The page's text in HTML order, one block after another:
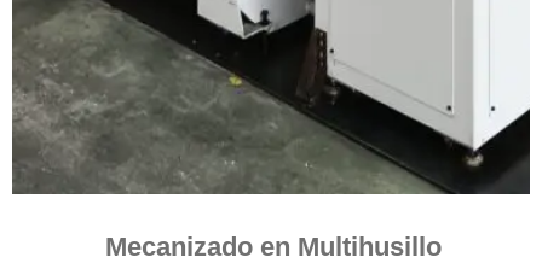
Mecanizado en Multihusillo